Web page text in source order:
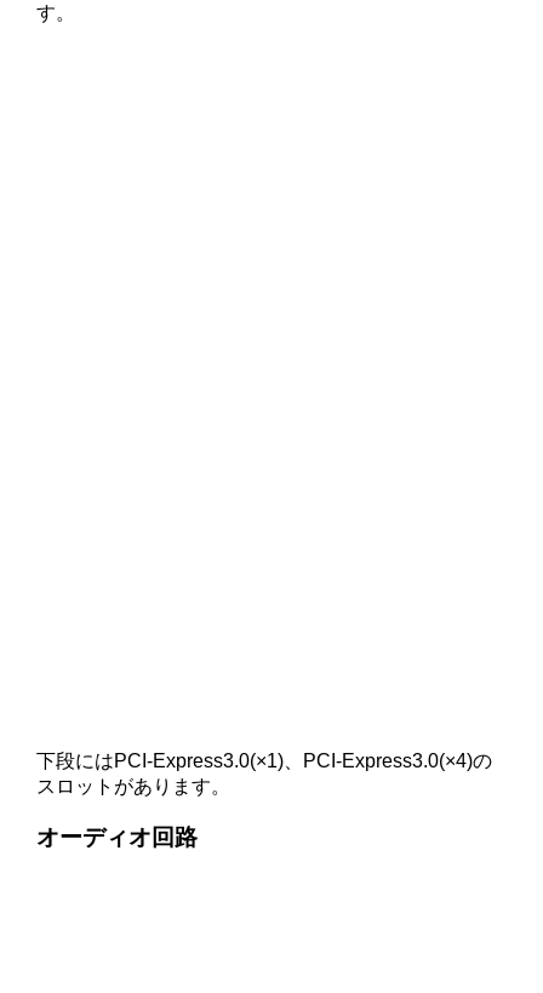
す。
下段にはPCI-Express3.0(×1)、PCI-Express3.0(×4)の
スロットがあります。
オーディオ回路